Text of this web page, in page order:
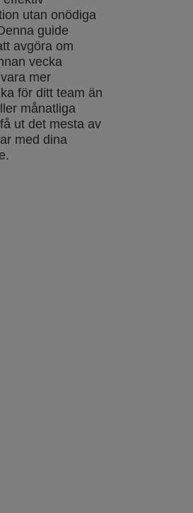
utan onödiga
guide
avgöra om
vecka
mer
för ditt team än
månatliga
ut det mesta av
med dina